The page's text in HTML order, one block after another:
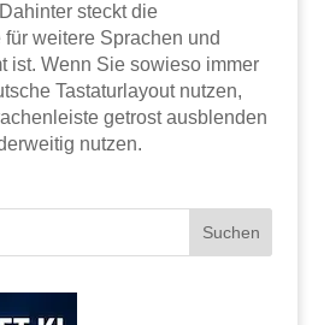
steckt die
weitere Sprachen und
ist. Wenn Sie sowieso immer
Tastaturlayout nutzen,
getrost ausblenden
nutzen.